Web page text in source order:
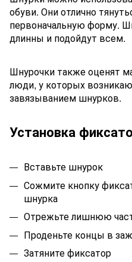
обуви. Они отлично
первоначальную форму.
длинны и подойдут всем.
Шнурочки также оценят
люди, у которых
завязыванием шнурков.
Установка
Вставьте шнурок
Сожмите кнопку
шнурка
Отрежьте лишнюю
Проденьте концы в
Затяните фиксатор